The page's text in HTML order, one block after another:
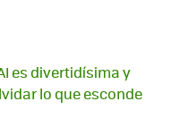
es divertidísima y
lo que esconde